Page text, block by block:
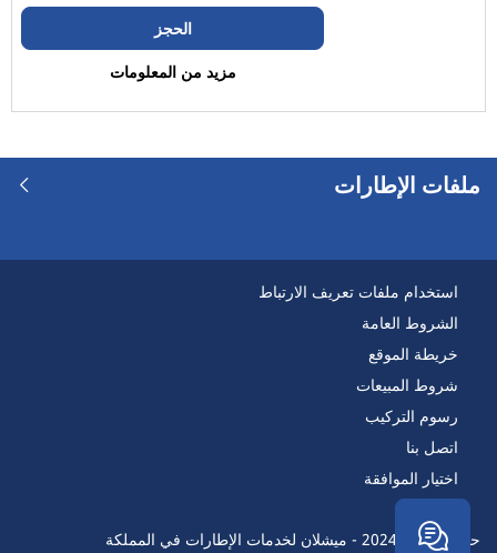
رَن فلات
رَن فلات (0)
خيارات أخرى
الحجز
مزيد من المعلومات
ملفات الإطارات
استخدام ملفات تعريف الارتباط
الشروط العامة
خريطة الموقع
شروط المبيعات
رسوم التركيب
اتصل بنا
اختيار الموافقة
حقوق النسخ 2024 - ميشلان لخدمات الإطارات في المملكة